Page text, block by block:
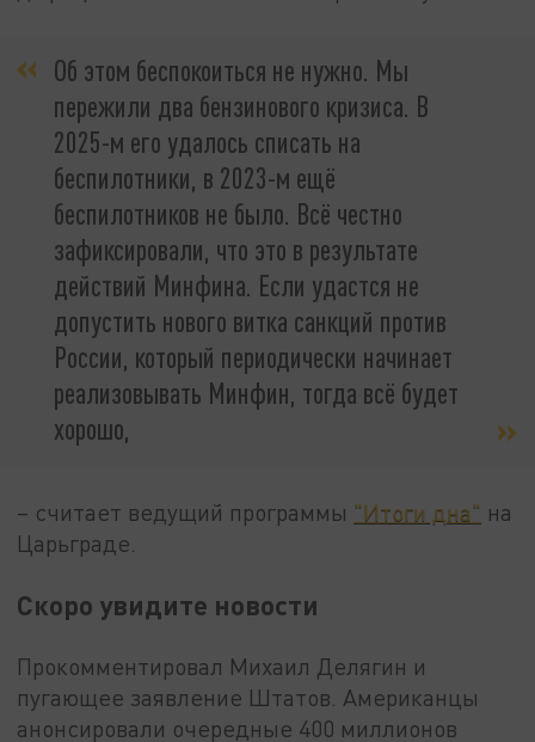
Об этом беспокоиться не нужно. Мы
пережили два бензинового кризиса. В
2025-м его удалось списать на
беспилотники, в 2023-м ещё
беспилотников не было. Всё честно
зафиксировали, что это в результате
действий Минфина. Если удастся не
допустить нового витка санкций против
России, который периодически начинает
реализовывать Минфин, тогда всё будет
хорошо,
– считает ведущий программы "Итоги дна" на
Царьграде.
Скоро увидите новости
Прокомментировал Михаил Делягин и
пугающее заявление Штатов. Американцы
анонсировали очередные 400 миллионов